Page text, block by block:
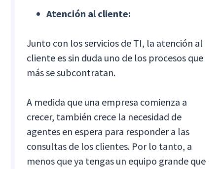
Atención al cliente:
Junto con los servicios de TI, la atención al
cliente es sin duda uno de los procesos que
más se subcontratan.
A medida que una empresa comienza a
crecer, también crece la necesidad de
agentes en espera para responder a las
consultas de los clientes. Por lo tanto, a
menos que ya tengas un equipo grande que